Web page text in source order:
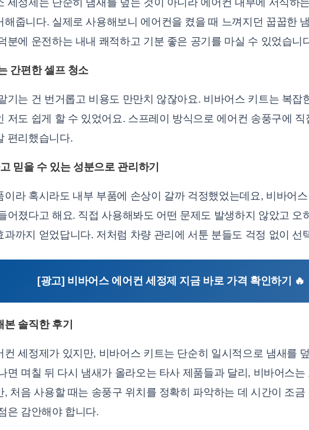
해줍니다. 실제로 사용해보니 에어컨을 켰을 때 느껴지던 꿉꿉한
분에 운전하는 내내 쾌적하고 기분 좋은 공기를 마실 수 있었습니
간편한 셀프 청소
기는 건 번거롭고 비용도 만만치 않잖아요. 비바어스 키트는 복잡
저도 쉽게 할 수 있었어요. 스프레이 방식으로 에어컨 송풍구에 직
편리했습니다.
믿을 수 있는 성분으로 관리하기
이라 혹시라도 내부 부품에 손상이 갈까 걱정했었는데요, 비바어
어졌다고 해요. 직접 사용해봐도 어떤 문제도 발생하지 않았고 오
과까지 얻었답니다. 저처럼 차량 관리에 서툰 분들도 걱정 없이 선
[광고] 비바어스 에어컨 세정제 지금 바로 가격 확인하기 🔥
솔직한 후기
컨 세정제가 있지만, 비바어스 키트는 단순히 일시적으로 냄새를
면 며칠 뒤 다시 냄새가 올라오는 타사 제품들과 달리, 비바어스는
, 처음 사용할 때는 송풍구 위치를 정확히 파악하는 데 시간이 조금
은 감안해야 합니다.